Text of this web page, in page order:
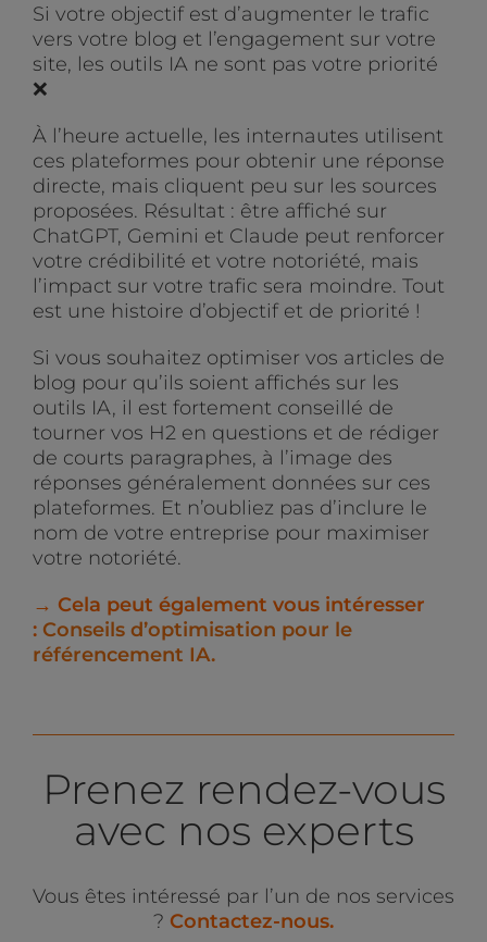
Si votre objectif est d’augmenter le trafic
vers votre blog et l’engagement sur votre
site, les outils IA ne sont pas votre priorité
❌
À l’heure actuelle, les internautes utilisent
ces plateformes pour obtenir une réponse
directe, mais cliquent peu sur les sources
proposées. Résultat : être affiché sur
ChatGPT, Gemini et Claude peut renforcer
votre crédibilité et votre notoriété, mais
l’impact sur votre trafic sera moindre. Tout
est une histoire d’objectif et de priorité !
Si vous souhaitez optimiser vos articles de
blog pour qu’ils soient affichés sur les
outils IA, il est fortement conseillé de
tourner vos H2 en questions et de rédiger
de courts paragraphes, à l’image des
réponses généralement données sur ces
plateformes. Et n’oubliez pas d’inclure le
nom de votre entreprise pour maximiser
votre notoriété.
→ Cela peut également vous intéresser
: Conseils d’optimisation pour le
référencement IA.
Prenez rendez-vous
avec nos experts
Vous êtes intéressé par l’un de nos services
? Contactez-nous.